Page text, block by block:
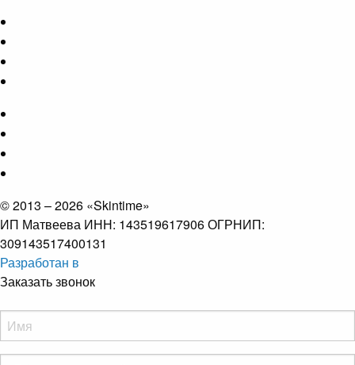
© 2013 – 2026 «Skintime»
ИП Матвеева ИНН: 143519617906 ОГРНИП:
309143517400131
Разработан в
Заказать звонок